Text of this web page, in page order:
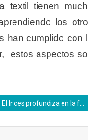
textil tienen
los
han cumplido con
estos aspectos